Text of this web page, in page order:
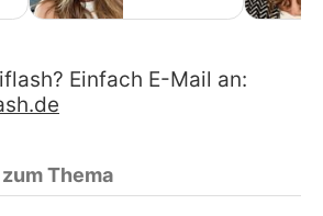
Einfach E-Mail an:
Thema